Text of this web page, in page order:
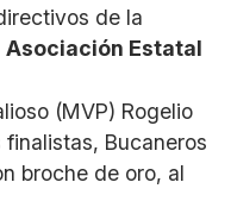
de la
Asociación Estatal
(MVP) Rogelio
Bucaneros
broche de oro, al